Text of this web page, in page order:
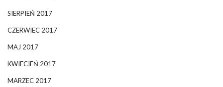
SIERPIEŃ 2017
CZERWIEC 2017
MAJ 2017
KWIECIEŃ 2017
MARZEC 2017